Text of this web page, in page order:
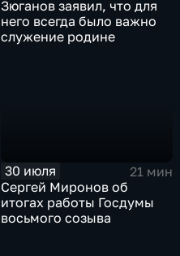
Зюганов заявил, что для
него всегда было важно
служение родине
30 июля
21 мин
Сергей Миронов об
итогах работы Госдумы
восьмого созыва